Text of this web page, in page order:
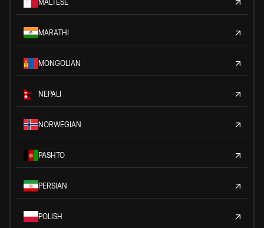
MALTESE
MARATHI
MONGOLIAN
NEPALI
NORWEGIAN
PASHTO
PERSIAN
POLISH